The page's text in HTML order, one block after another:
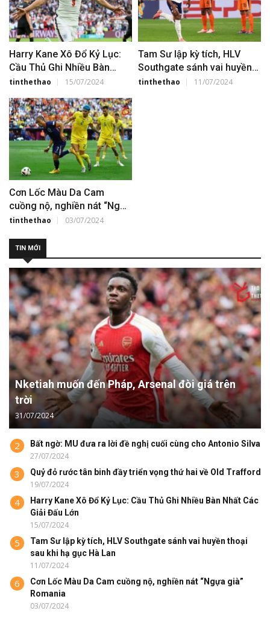
Harry Kane Xô Đổ Kỷ Lục:
Cầu Thủ Ghi Nhiều Bàn
Nhất Các Giải Đấu Lớn
tinthethao 15/07/2024
Tam Sư lập kỳ tích, HLV
Southgate sánh vai huyền
thoại sau khi hạ gục Hà Lan
tinthethao 11/07/2024
Cơn Lốc Màu Da Cam
cuồng nộ, nghiền nát “Ngựa
già” Romania
tinthethao 03/07/2024
TIN MỚI
Nketiah muốn đến Pháp, Arsenal đòi giá trên
trời
31/07/2024
2 Bất ngờ: MU đưa ra lời đề nghị cuối cùng cho Antonio Silva
27/07/2024
3 Quỷ đỏ rước tân binh đầy triển vọng thứ hai về Old Trafford
19/07/2024
4
Harry Kane Xô Đổ Kỷ Lục: Cầu Thủ Ghi Nhiều Bàn Nhất Các
Giải Đấu Lớn
15/07/2024
5
Tam Sư lập kỳ tích, HLV Southgate sánh vai huyền thoại
sau khi hạ gục Hà Lan
11/07/2024
6
Cơn Lốc Màu Da Cam cuồng nộ, nghiền nát “Ngựa già”
Romania
03/07/2024